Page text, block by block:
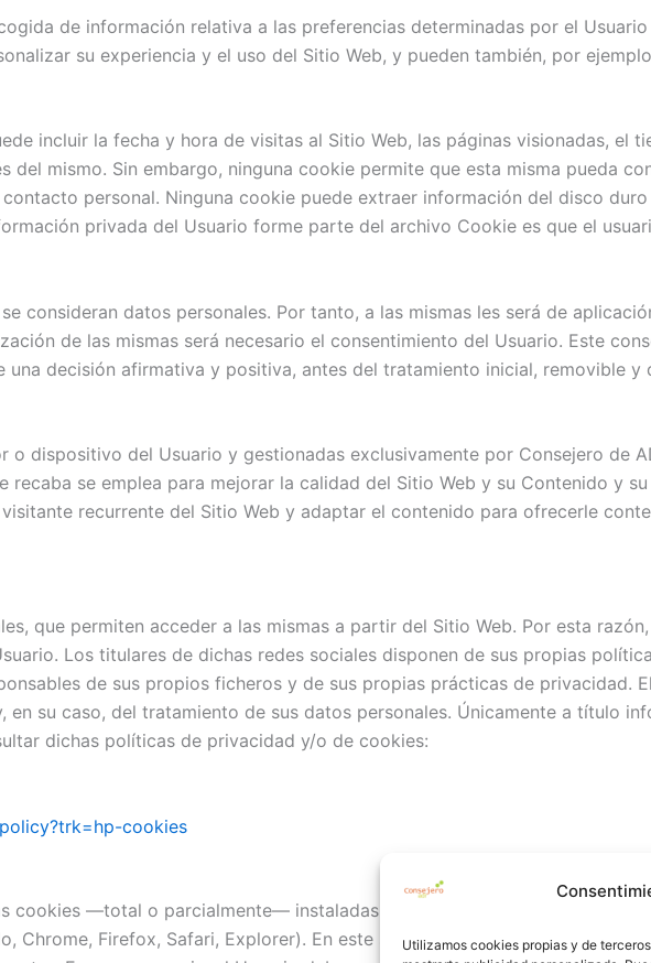
Utilizamos cookies propias y de
de información relativa a las preferencias determinadas por el
su experiencia y el uso del Sitio Web, y pueden también, por
incluir la fecha y hora de visitas al Sitio Web, las páginas visionadas, el
del mismo. Sin embargo, ninguna cookie permite que esta misma pueda
personal. Ninguna cookie puede extraer información del disco
privada del Usuario forme parte del archivo Cookie es que el
consideran datos personales. Por tanto, a las mismas les será de
de las mismas será necesario el consentimiento del Usuario. Este
decisión afirmativa y positiva, antes del tratamiento inicial, removible y
o dispositivo del Usuario y gestionadas exclusivamente por Consejero de
se emplea para mejorar la calidad del Sitio Web y su Contenido y
recurrente del Sitio Web y adaptar el contenido para ofrecerle
que permiten acceder a las mismas a partir del Sitio Web. Por esta
Los titulares de dichas redes sociales disponen de sus propias
de sus propios ficheros y de sus propias prácticas de privacidad.
en su caso, del tratamiento de sus datos personales. Únicamente a título
dichas políticas de privacidad y/o de cookies:
cookies
cookies —total o parcialmente— instaladas en su dispositivo mediante la
Chrome, Firefox, Safari, Explorer). En este sentido, los procedimientos